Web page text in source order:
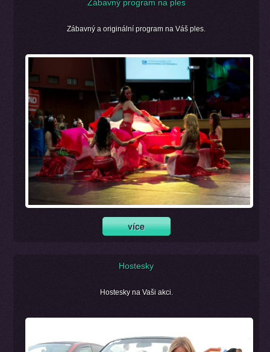
Zábavný program na ples
Zábavný a originální program na Váš ples.
Hostesky
Hostesky na Vaši akci.